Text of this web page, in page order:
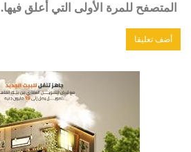
المتصفح للمرة الأولى التي أعلق فيها.